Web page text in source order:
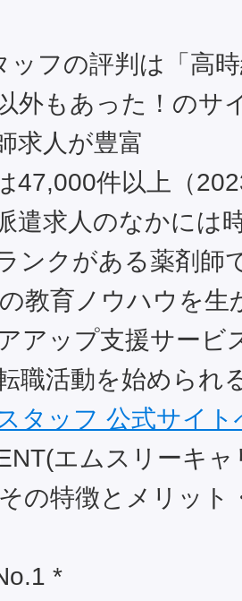
求人が豊富
47,000件以上（
遣求人のなかには
ンクがある薬剤師
教育ノウハウを生
アップ支援サービ
職活動を始められ
タッフ 公式サイト
*